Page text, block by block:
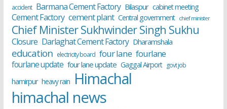
accident Barmana Cement Factory Bilaspur cabinet meeting
Cement Factory cement plant Central government chief minister
Chief Minister Sukhwinder Singh Sukhu
Closure Darlaghat Cement Factory Dharamshala
education electricity board four lane fourlane
fourlane update four lane update Gaggal Airport govt job
hamirpur heavy rain Himachal
himachal news